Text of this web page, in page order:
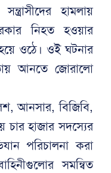
হামলায়
নিহত হওয়ার
ওঠে। ওই ঘটনার
আনতে জোরালো
আনসার, বিজিবি,
চার হাজার সদস্যের
পরিচালনা করা
সমন্বিত